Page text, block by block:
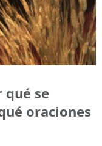
qué se
oraciones